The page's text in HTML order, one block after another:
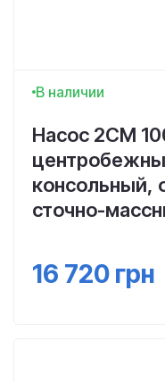
В наличии
Насос 2СМ
консольный,
сточно-
16 720 грн